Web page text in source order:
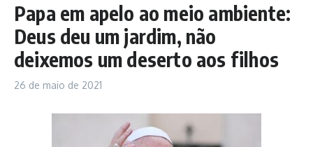
Papa em apelo ao meio ambiente:
Deus deu um jardim, não
deixemos um deserto aos filhos
26 de maio de 2021